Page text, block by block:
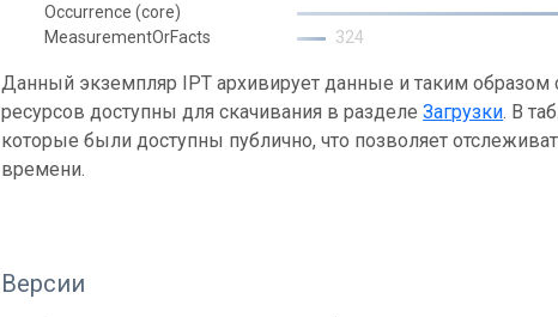
Occurrence (core)
MeasurementOrFacts
324
Данный экземпляр IPT архивирует данные и таким
ресурсов доступны для скачивания в разделеЗагрузки. В
которые были доступны публично, что позволяет
времени.
Версии